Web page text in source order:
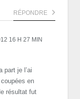
RÉPONDRE
16 H 27 MIN
part je l’ai
en
résultat fut